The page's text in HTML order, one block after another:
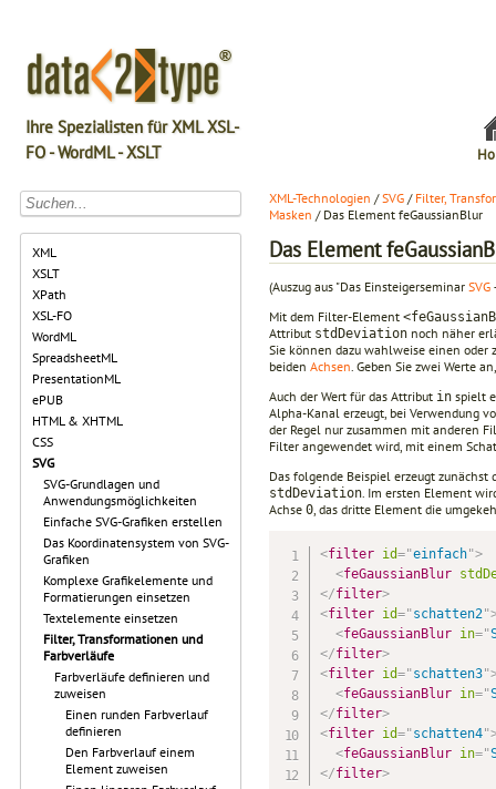
Ihre Spezialisten für XML XSL-
FO - WordML - XSLT
XML
XSLT
XPath
XSL-FO
WordML
SpreadsheetML
PresentationML
ePUB
HTML & XHTML
CSS
SVG
SVG-Grundlagen und
Anwendungsmöglichkeiten
Einfache SVG-Grafiken erstellen
Das Koordinatensystem von SVG-
Grafiken
Komplexe Grafikelemente und
Formatierungen einsetzen
Textelemente einsetzen
Filter, Transformationen und
Farbverläufe
Farbverläufe definieren und
zuweisen
Einen runden Farbverlauf
definieren
Den Farbverlauf einem
Element zuweisen
XML-Technologien /SVG / Filter,
Masken / Das Element feGaussianBlur
Das Element
(Auszug aus "Das Einsteigerseminar SVG
Mit dem Filter-Element
Attribut stdDeviation noch näher
Sie können dazu wahlweise einen oder
beiden Achsen . Geben Sie zwei Werte
Auch der Wert für das Attribut in spielt
Alpha-Kanal erzeugt, bei Verwendung
der Regel nur zusammen mit anderen
Filter angewendet wird, mit einem
Das folgende Beispiel erzeugt
stdDeviation . Im ersten Element
Achse 0 , das dritte Element die
<filter id="einfach">
<feGaussianBlur
</filter>
<filter id="schatten2"
<feGaussianBlur in="
</filter>
<filter id="schatten3"
<feGaussianBlur in="
</filter>
<filter id="schatten4"
<feGaussianBlur in="
</filter>